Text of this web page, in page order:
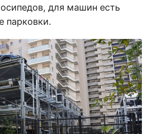
для машин есть
парковки.